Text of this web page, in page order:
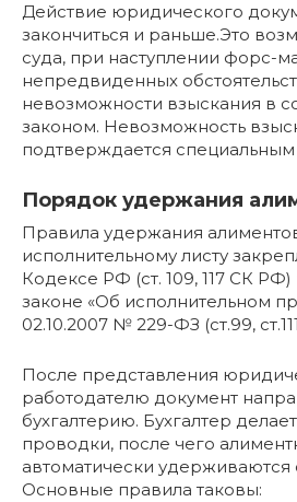
Действие юридического
закончиться и раньше.Это
суда, при наступлении форс-
непредвиденных
невозможности взыскания в
законом. Невозможность
подтверждается специальным
Порядок удержания
Правила удержания
исполнительному листу
Кодексе РФ (ст. 109, 117 СК
законе «Об исполнительном
02.10.2007 № 229-ФЗ (ст.99,
После представления
работодателю документ
бухгалтерию. Бухгалтер
проводки, после чего
автоматически удерживаются
Основные правила таковы: